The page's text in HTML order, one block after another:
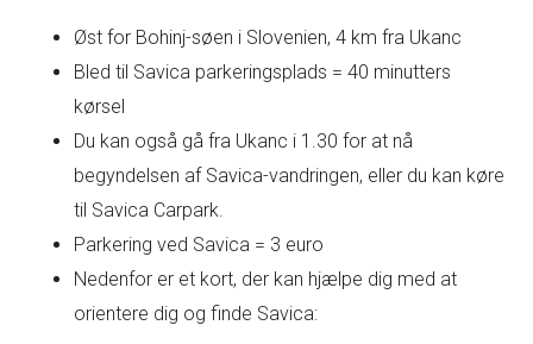
Øst for Bohinj-søen i Slovenien, 4 km fra Ukanc
Bled til Savica parkeringsplads = 40 minutters
kørsel
Du kan også gå fra Ukanc i 1.30 for at nå
begyndelsen af Savica-vandringen, eller du kan køre
til Savica Carpark.
Parkering ved Savica = 3 euro
Nedenfor er et kort, der kan hjælpe dig med at
orientere dig og finde Savica: